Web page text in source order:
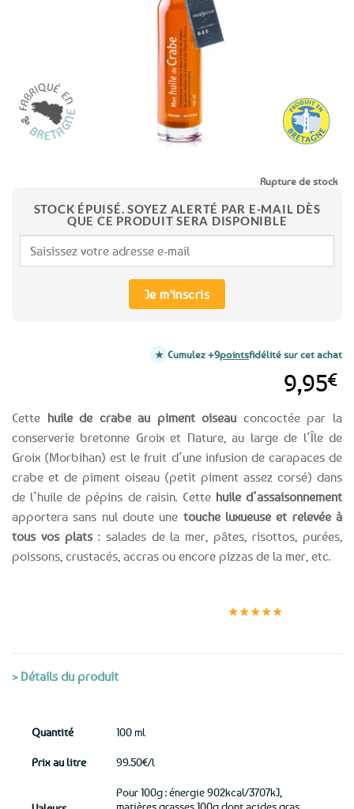
Cette huile de crabe au piment oiseau concoctée par la
conserverie bretonne Groix et Nature, au large de l’Île de
Groix (Morbihan) est le fruit d’une infusion de carapaces de
crabe et de piment oiseau (petit piment assez corsé) dans
de l’huile de pépins de raisin. Cette huile d’assaisonnement
apportera sans nul doute une touche luxueuse et relevée à
tous vos plats: salades de la mer, pâtes, risottos, purées,
poissons, crustacés, accras ou encore pizzas de la mer, etc.
9,95€
Rupture de stock
STOCK ÉPUISÉ. SOYEZ ALERTÉ PAR E-MAIL DÈS
QUE CE PRODUIT SERA DISPONIBLE
Je m'inscris
Cumulez +9pointsfidélité sur cet achat
★★★★★
> Détails du produit
Quantité 100 ml
Prix au litre 99.50€/l
Pour 100g : énergie 902kcal/3707kJ,
matières grasses 100g dont acides gras